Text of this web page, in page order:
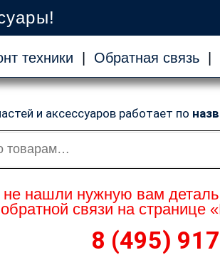
техники | Обратная связь|
и аксессуаров работает по
нашли нужную вам
связи на странице
8 (495)